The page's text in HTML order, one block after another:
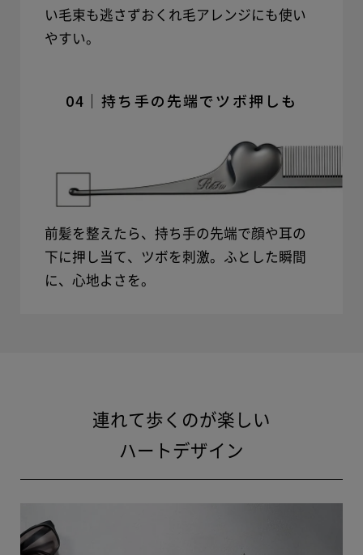
い毛束も逃さずおくれ毛アレンジにも使い
やすい。
04｜持ち手の先端でツボ押しも
前髪を整えたら、持ち手の先端で顔や耳の
下に押し当て、ツボを刺激。ふとした瞬間
に、心地よさを。
連れて歩くのが楽しい
ハートデザイン